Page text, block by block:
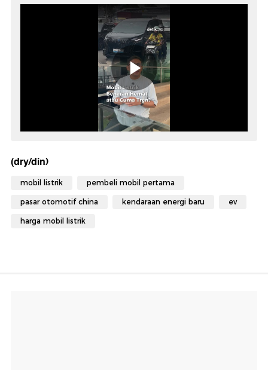
(dry/din)
mobil listrik pembeli mobil pertama
pasar otomotif china kendaraan energi baru ev
harga mobil listrik